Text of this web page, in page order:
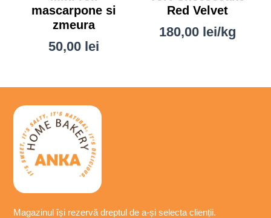
mascarpone si
zmeura
50,00 lei
Red Velvet
180,00 lei/kg
Magazinul își rezervă dreptul de a-și selecta clienții.